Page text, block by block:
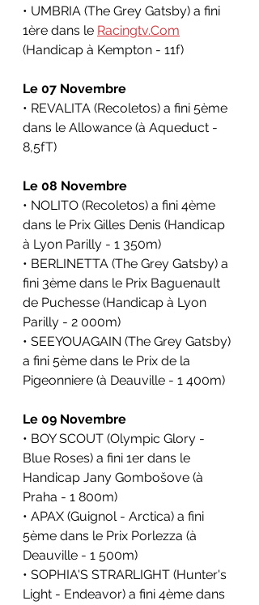
• UMBRIA (The Grey Gatsby) a fini
1ère dans le Racingtv.Com
(Handicap à Kempton - 11f)
Le 07 Novembre
• REVALITA (Recoletos) a fini 5ème
dans le Allowance (à Aqueduct -
8,5fT)
Le 08 Novembre
• NOLITO (Recoletos) a fini 4ème
dans le Prix Gilles Denis (Handicap
à Lyon Parilly - 1 350m)
• BERLINETTA (The Grey Gatsby) a
fini 3ème dans le Prix Baguenault
de Puchesse (Handicap à Lyon
Parilly - 2 000m)
• SEEYOUAGAIN (The Grey Gatsby)
a fini 5ème dans le Prix de la
Pigeonniere (à Deauville - 1 400m)
Le 09 Novembre
• BOY SCOUT (Olympic Glory -
Blue Roses) a fini 1er dans le
Handicap Jany Gombošove (à
Praha - 1 800m)
• APAX (Guignol - Arctica) a fini
5ème dans le Prix Porlezza (à
Deauville - 1 500m)
• SOPHIA'S STRARLIGHT (Hunter's
Light - Endeavor) a fini 4ème dans